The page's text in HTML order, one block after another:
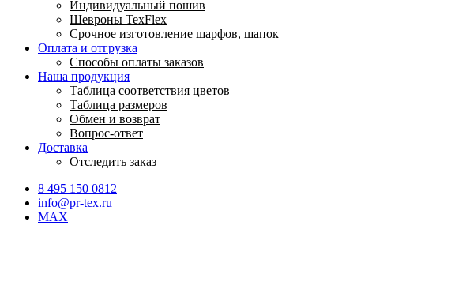
Индивидуальный пошив
Шевроны TexFlex
Срочное изготовление шарфов, шапок
Оплата и отгрузка
Способы оплаты заказов
Наша продукция
Таблица соответствия цветов
Таблица размеров
Обмен и возврат
Вопрос-ответ
Доставка
Отследить заказ
8 495 150 0812
info@pr-tex.ru
MAX